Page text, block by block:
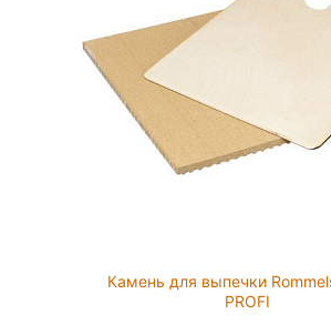
Камень для выпечки
PROFI